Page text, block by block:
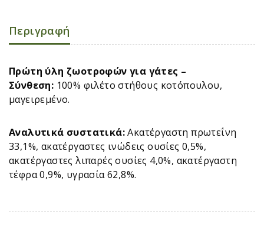
Περιγραφή
Πρώτη ύλη ζωοτροφών για γάτες –
Σύνθεση: 100% φιλέτο στήθους κοτόπουλου,
μαγειρεμένο.
Αναλυτικά συστατικά:Ακατέργαστη πρωτεΐνη
33,1%, ακατέργαστες ινώδεις ουσίες 0,5%,
ακατέργαστες λιπαρές ουσίες 4,0%, ακατέργαστη
τέφρα 0,9%, υγρασία 62,8%.